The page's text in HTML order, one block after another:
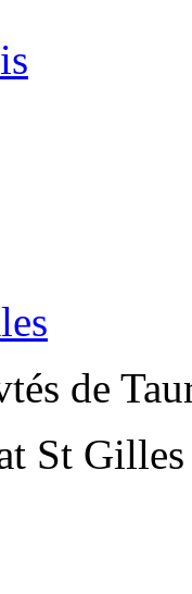
de
St